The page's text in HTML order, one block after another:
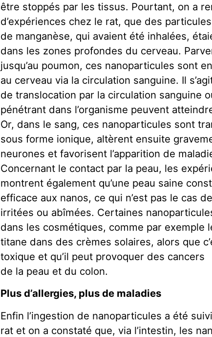
être stoppés par les tissus. Pourtant, on a
d’expériences chez le rat, que des
de manganèse, qui avaient été inhalées,
dans les zones profondes du cerveau.
jusqu’au poumon, ces nanoparticules sont
au cerveau via la circulation sanguine. Il
de translocation par la circulation sanguine
pénétrant dans l’organisme peuvent
Or, dans le sang, ces nanoparticules sont
sous forme ionique, altèrent ensuite
neurones et favorisent l’apparition de
Concernant le contact par la peau, les
montrent également qu’une peau saine
efficace aux nanos, ce qui n’est pas le cas
irritées ou abîmées. Certaines
dans les cosmétiques, comme par exemple
titane dans des crèmes solaires, alors que
toxique et qu’il peut provoquer des cancers
de la peau et du colon.
Plus d’allergies, plus de maladies
Enfin l’ingestion de nanoparticules a été
rat et on a constaté que, via l’intestin, les